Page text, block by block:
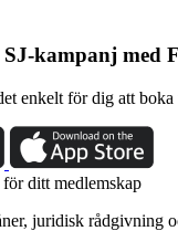
kampanj med
enkelt för dig att
ditt medlemskap
juridisk rådgivning